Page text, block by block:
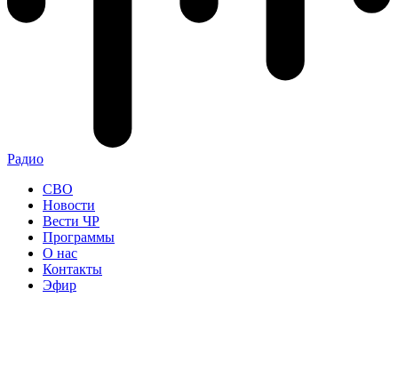
Радио
СВО
Новости
Вести ЧР
Программы
О нас
Контакты
Эфир